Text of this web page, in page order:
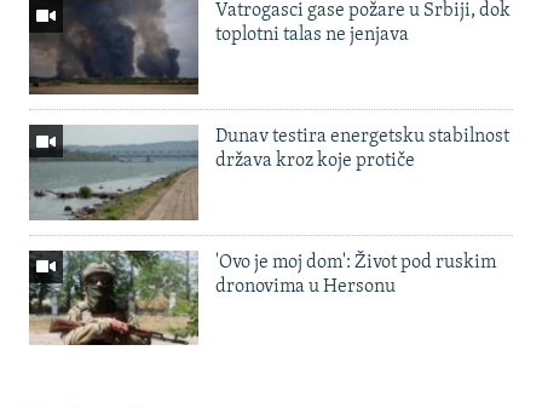
Vatrogasci gase požare u Srbiji, dok
toplotni talas ne jenjava
Dunav testira energetsku stabilnost
država kroz koje protiče
'Ovo je moj dom': Život pod ruskim
dronovima u Hersonu